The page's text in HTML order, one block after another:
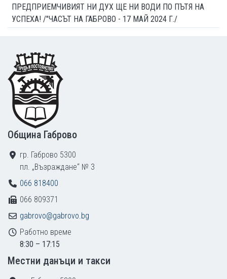
ПРЕДПРИЕМЧИВИЯТ НИ ДУХ ЩЕ НИ ВОДИ ПО ПЪТЯ НА
УСПЕХА! /"ЧАСЪТ НА ГАБРОВО - 17 МАЙ 2024 Г./
Footer
Община Габрово
гр. Габрово 5300
пл. „Възраждане“ № 3
066 818400
066 809371
gabrovo@gabrovo.bg
Работно време
8:30 – 17:15
Местни данъци и такси